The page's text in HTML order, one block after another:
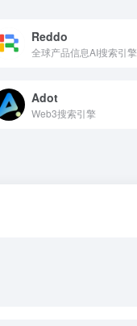
Reddo
全球产品信息AI搜索引擎
Adot
Web3搜索引擎